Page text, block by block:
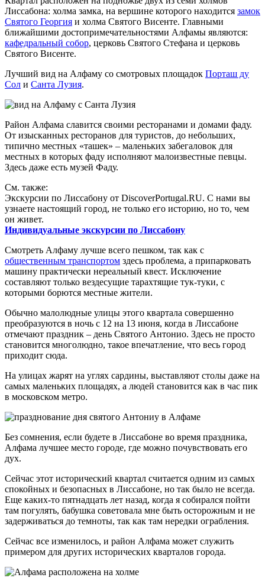
Лиссабона: холма замка, на вершине которого находится замок
Святого Георгия и холма Святого Висенте. Главными
ближайшими достопримечательностями Алфамы являются:
кафедральный собор, церковь Святого Стефана и церковь
Святого Висенте.
Лучший вид на Алфаму со смотровых площадок Порташ ду
Сол и Санта Лузия.
Район Алфама славится своими ресторанами и домами фаду.
От изысканных ресторанов для туристов, до небольших,
типично местных «ташек» – маленьких забегаловок для
местных в которых фаду исполняют малоизвестные певцы.
Здесь даже есть музей Фаду.
См. также:
Экскурсии по Лиссабону от DiscoverPortugal.RU. С нами вы
узнаете настоящий город, не только его историю, но то, чем
он живет.
Индивидуальные экскурсии по Лиссабону
Смотреть Алфаму лучше всего пешком, так как с
общественным транспортом здесь проблема, а припарковать
машину практически нереальный квест. Исключение
составляют только вездесущие тарахтящие тук-туки, с
которыми борются местные жители.
Обычно малолюдные улицы этого квартала совершенно
преобразуются в ночь с 12 на 13 июня, когда в Лиссабоне
отмечают праздник – день Святого Антонио. Здесь не просто
становится многолюдно, такое впечатление, что весь город
приходит сюда.
На улицах жарят на углях сардины, выставляют столы даже на
самых маленьких площадях, а людей становится как в час пик
в московском метро.
Без сомнения, если будете в Лиссабоне во время праздника,
Алфама лучшее место городе, где можно почувствовать его
дух.
Сейчас этот исторический квартал считается одним из самых
спокойных и безопасных в Лиссабоне, но так было не всегда.
Еще каких-то пятнадцать лет назад, когда я собирался пойти
там погулять, бабушка советовала мне быть осторожным и не
задерживаться до темноты, так как там нередки ограбления.
Сейчас все изменилось, и район Алфама может служить
примером для других исторических кварталов города.